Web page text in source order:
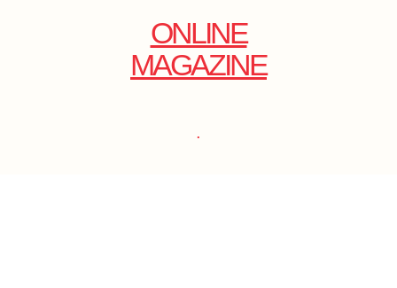
ONLINE
MAGAZINE
.